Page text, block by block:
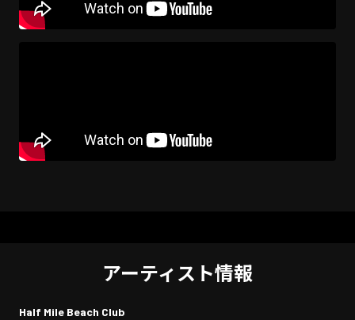
アーティスト情報
Half Mile Beach Club